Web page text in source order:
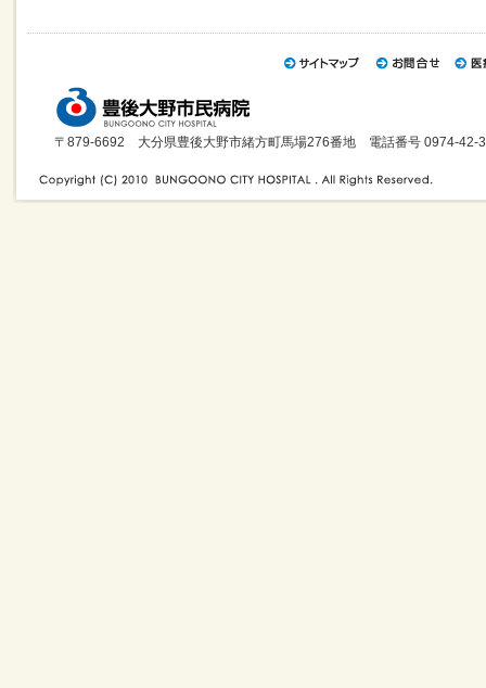
〒879-6692 大分県豊後大野市緒方町馬場276番地 電話番号 0974-42-